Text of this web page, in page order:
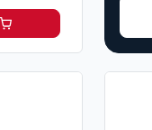
Professions libérales